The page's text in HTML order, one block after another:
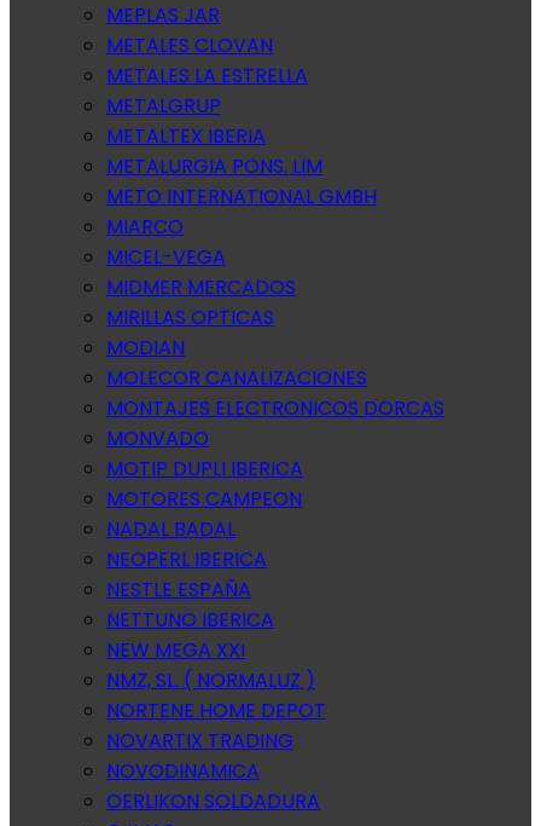
MEPLAS JAR
METALES CLOVAN
METALES LA ESTRELLA
METALGRUP
METALTEX IBERIA
METALURGIA PONS. LIM
METO INTERNATIONAL GMBH
MIARCO
MICEL-VEGA
MIDMER MERCADOS
MIRILLAS OPTICAS
MODIAN
MOLECOR CANALIZACIONES
MONTAJES ELECTRONICOS DORCAS
MONVADO
MOTIP DUPLI IBERICA
MOTORES CAMPEON
NADAL BADAL
NEOPERL IBERICA
NESTLE ESPAÑA
NETTUNO IBERICA
NEW MEGA XXI
NMZ, SL. ( NORMALUZ )
NORTENE HOME DEPOT
NOVARTIX TRADING
NOVODINAMICA
OERLIKON SOLDADURA